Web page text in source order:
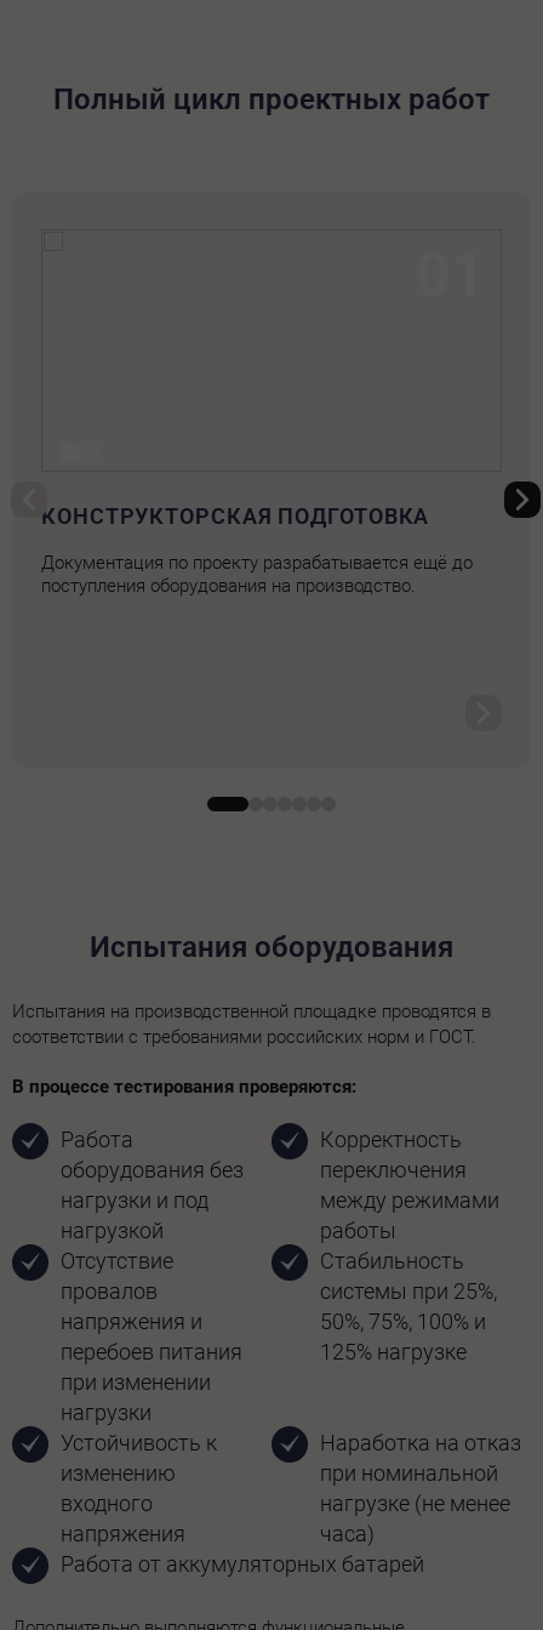
Полный цикл проектных работ
КОНСТРУКТОРСКАЯ ПОДГОТОВКА
Документация по проекту разрабатывается ещё до
поступления оборудования на производство.
Испытания оборудования
Испытания на производственной площадке проводятся в
соответствии с требованиями российских норм и ГОСТ.
В процессе тестирования проверяются:
Работа
оборудования без
нагрузки и под
нагрузкой
Корректность
переключения
между режимами
работы
Отсутствие
провалов
напряжения и
перебоев питания
при изменении
нагрузки
Стабильность
системы при 25%,
50%, 75%, 100% и
125% нагрузке
Устойчивость к
изменению
входного
напряжения
Наработка на отказ
при номинальной
нагрузке (не менее
часа)
Работа от аккумуляторных батарей